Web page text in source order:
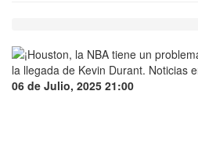
06 de Julio, 2025 21:00